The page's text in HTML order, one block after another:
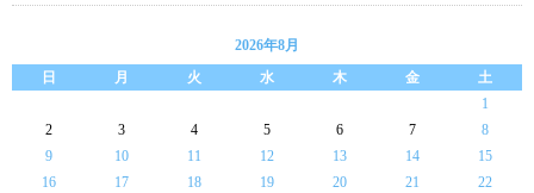
2026年8月
日
月 火 水 木 金
土
1
2
3 4 5 6 7
8
9
10 11 12 13 14
15
16
17 18 19 20 21
22